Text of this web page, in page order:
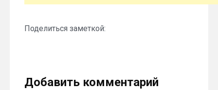
Поделиться заметкой:
Добавить комментарий